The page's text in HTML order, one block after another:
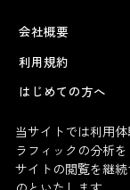
会社概要
利用規約
はじめての方へ
当サイトでは利用
ラフィックの分析
サイトの閲覧を継